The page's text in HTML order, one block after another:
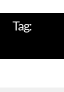
Tag: